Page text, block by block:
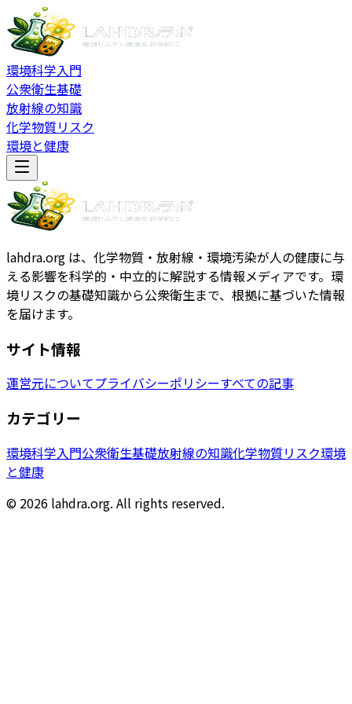
環境科学入門
公衆衛生基礎
放射線の知識
化学物質リスク
環境と健康
lahdra.org は、化学物質・放射線・環境汚染が人の健康に与
える影響を科学的・中立的に解説する情報メディアです。環
境リスクの基礎知識から公衆衛生まで、根拠に基づいた情報
を届けます。
サイト情報
運営元についてプライバシーポリシーすべての記事
カテゴリー
環境科学入門公衆衛生基礎放射線の知識化学物質リスク環境
と健康
© 2026 lahdra.org. All rights reserved.